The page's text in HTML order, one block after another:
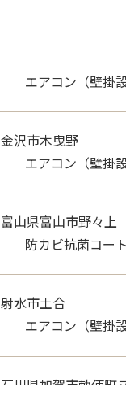
防カビ抗菌コー
エアコン（壁掛
金沢市木曳野
エアコン（壁掛
富山県富山市野々上
防カビ抗菌コー
射水市土合